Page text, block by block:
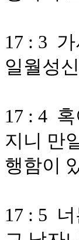
17 : 3
일월성
17 : 4
지니 만
행함이
17 : 5